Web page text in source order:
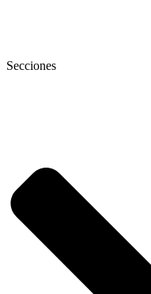
Secciones